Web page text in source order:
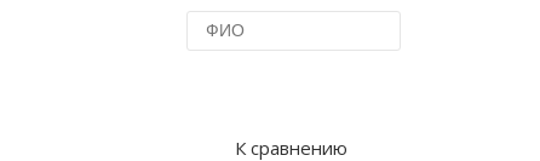
К сравнению